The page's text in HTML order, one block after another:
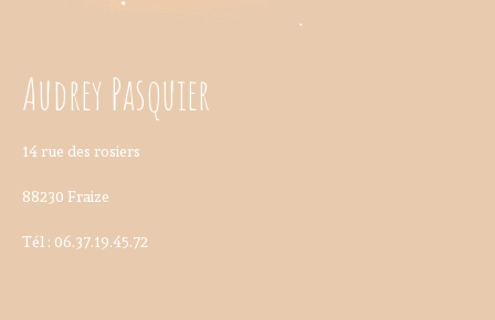
Audrey Pasquier
14 rue des rosiers
88230 Fraize
Tél : 06.37.19.45.72